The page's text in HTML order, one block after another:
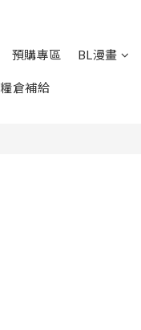
預購專區 BL漫畫
糧倉補給